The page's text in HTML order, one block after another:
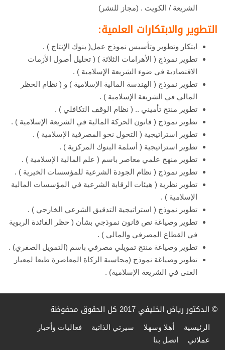
الشريعة / الكويت . (مجاز للنشر)
التطوير والابتكارات العلمية:
ابتكار وتطوير وتأسيس نموذج عمل( بنوك الإنتاج ) .
تطوير نموذج ( الأهرامات الثلاثة ) ( تحليل أصول الأزمات
الاقتصادية في ضوء الشريعة الإسلامية ) .
تطوير نموذج ( الهندسة المالية الإسلامية ) و ( نظام الحظر
المالي في الشريعة الإسلامية ) .
تطوير منتج تأميني .. ( نظام الوقف التكافلي ) .
تطوير نموذج ( قانون الحركة المالية في الشريعة الإسلامية ) .
تطوير استراتيجية ( التحول نحو المصرفية الإسلامية ) .
تطوير استراتيجية ( أسلمة البنوك المركزية ) .
تطوير منهج علمي معاصر باسم ( علم المالية الإسلامية ) .
تطوير نموذج ( نظام الجودة الشرعية للمؤسسات الخيرية ) .
تطوير نظرية ( هيئات الرقابة الشرعية في المؤسسات المالية
الإسلامية ) .
تطوير نموذج ( استراتيجية التدقيق الشرعي الخارجي ) .
تطوير وصياغة نص قانون نموذجي بشأن ( حظر الفائدة الربوية
في القطاع المصرفي والمالي ) .
تطوير وصياغة منتج تمويلي مصرفي باسم (التمويل الصفري) .
تطوير وصياغة نموذج (محاسبة الزكاة المعاصرة طبعا لمعيار
الغنى في الشريعة الإسلامية) .
© الدكتور رياض الخليفي 2017 كل الحقوق محفوظة
الرئيسية أهلا وسهلا سيرتي الذاتية
فعاليات وأخبار
عملائي
اتصل بنا